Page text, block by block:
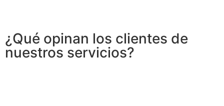
¿Qué opinan los clientes de
nuestros servicios?